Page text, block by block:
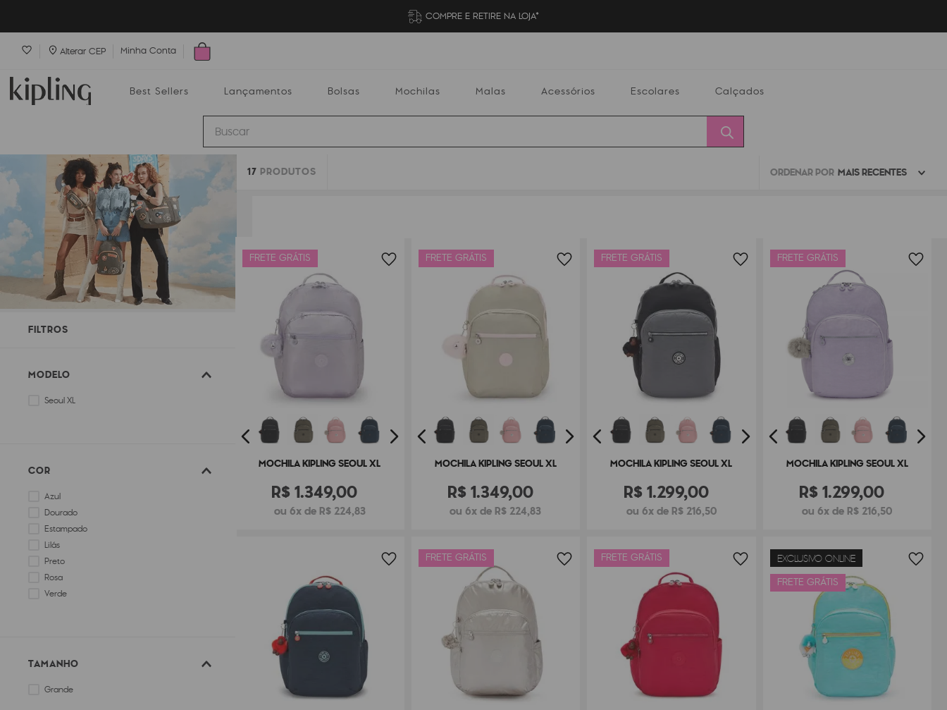
COMPRE E RETIRE NA LOJA*
Alterar CEP Minha Conta
Best Sellers Lançamentos Bolsas Mochilas Malas Acessórios Escolares Calçados
Buscar
Best Sellers Lançamentos Bolsas
Alterar
Minha
FILTROS
MODELO
Seoul XL
COR
Azul
Dourado
Estampado
Lilás
Preto
Rosa
Verde
TAMANHO
Grande
17 PRODUTOS ORDENAR POR MAIS RECENTES
FRETE GRÁTIS
MOCHILA KIPLING SEOUL XL
R$ 1.349,00
ou 6x de R$ 224,83
FRETE GRÁTIS
MOCHILA KIPLING SEOUL XL
R$1.349,00
ou 6x de R$ 224,83
FRETE GRÁTIS
MOCHILA KIPLING SEOUL XL
R$1.299,00
ou 6x de R$ 216,50
FRETE GRÁTIS
MOCHILA KIPLING SEOUL XL
R$ 1.299,00
ou 6x de R$ 216,50
FRETE GRÁTIS FRETE GRÁTIS EXCLUSIVO ONLINE
FRETE GRÁTIS